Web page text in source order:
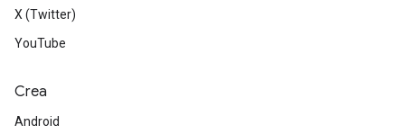
X (Twitter)
YouTube
Crea
Android